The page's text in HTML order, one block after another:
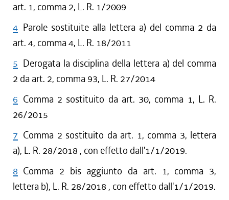
art. 1, comma 2, L. R. 1/2009
4 Parole sostituite alla lettera a) del comma 2 da
art. 4, comma 4, L. R. 18/2011
5 Derogata la disciplina della lettera a) del comma
2 da art. 2, comma 93, L. R. 27/2014
6 Comma 2 sostituito da art. 30, comma 1, L. R.
26/2015
7 Comma 2 sostituito da art. 1, comma 3, lettera
a), L. R. 28/2018 , con effetto dall'1/1/2019.
8 Comma 2 bis aggiunto da art. 1, comma 3,
lettera b), L. R. 28/2018 , con effetto dall'1/1/2019.